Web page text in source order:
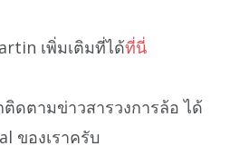
เพิ่มเติมที่ได้ที่นี่
ดตามข่าวสารวงการล้อ ได้
ของเราครับ